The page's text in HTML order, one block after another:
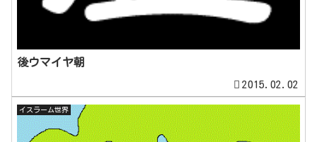
後ウマイヤ朝
2015.02.02
イスラーム世界